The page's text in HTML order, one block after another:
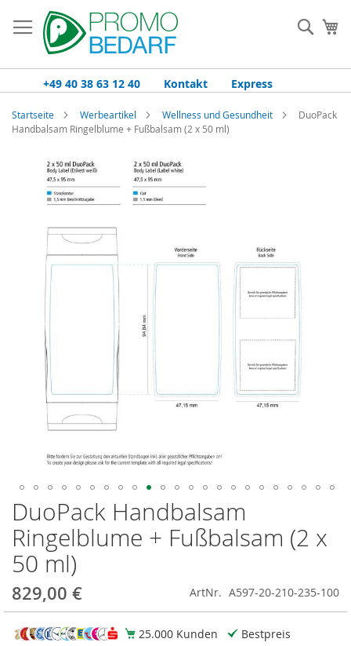
Inhalt
springen
+49 40 38 63 12 40 Kontakt Express
Startseite Werbeartikel Wellness und Gesundheit
DuoPack
Handbalsam Ringelblume + Fußbalsam (2 x 50 ml)
DuoPack Handbalsam
Ringelblume + Fußbalsam (2 x
50 ml)
829,00 € ArtNr. A597-20-210-235-100
25.000 Kunden
Bestpreis
Bildgalerie
Zum
Anfang
der
Bildgalerie
springen